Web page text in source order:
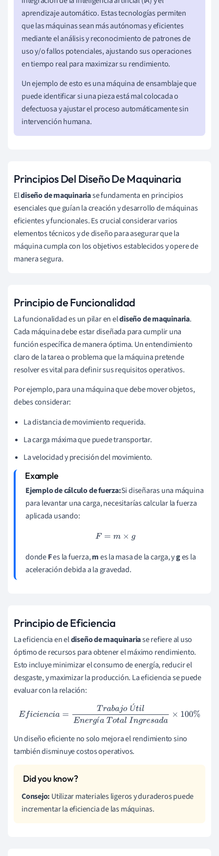
aprendizaje automático. Estas tecnologías permiten
que las máquinas sean más autónomas y eficientes
mediante el análisis y reconocimiento de patrones de
uso y/o fallos potenciales, ajustando sus operaciones
en tiempo real para maximizar su rendimiento.
Un ejemplo de esto es una máquina de ensamblaje que
puede identificar si una pieza está mal colocada o
defectuosa y ajustar el proceso automáticamente sin
intervención humana.
Principios Del Diseño De Maquinaria
Eldiseño de maquinariase fundamenta en principios
esenciales que guían la creación y desarrollo de máquinas
eficientes y funcionales. Es crucial considerar varios
elementos técnicos y de diseño para asegurar que la
máquina cumpla con los objetivos establecidos y opere de
manera segura.
Principio de Funcionalidad
La funcionalidad es un pilar en eldiseño de maquinaria.
Cada máquina debe estar diseñada para cumplir una
función específica de manera óptima. Un entendimiento
claro de la tarea o problema que la máquina pretende
resolver es vital para definir sus requisitos operativos.
Por ejemplo, para una máquina que debe mover objetos,
debes considerar:
La distancia de movimiento requerida.
La carga máxima que puede transportar.
La velocidad y precisión del movimiento.
Ejemplo de cálculo de fuerza:Si diseñaras una máquina
para levantar una carga, necesitarías calcular la fuerza
aplicada usando:
F= m× g
dondeFes la fuerza,mes la masa de la carga, yges la
aceleración debida a la gravedad.
Principio de Eficiencia
La eficiencia en eldiseño de maquinariase refiere al uso
óptimo de recursos para obtener el máximo rendimiento.
Esto incluye minimizar el consumo de energía, reducir el
desgaste, y maximizar la producción. La eficiencia se puede
evaluar con la relación:
Ú
í
Eficiencia= Tra lEnergíaTotalIn ×100%
Un diseño eficiente no solo mejora el rendimiento sino
también disminuye costos operativos.
Consejo: Utilizar materiales ligeros y duraderos puede
incrementar la eficiencia de las máquinas.